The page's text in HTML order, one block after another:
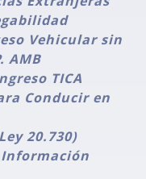
Vehicular sin
AMB
TICA
Conducir en
20.730)